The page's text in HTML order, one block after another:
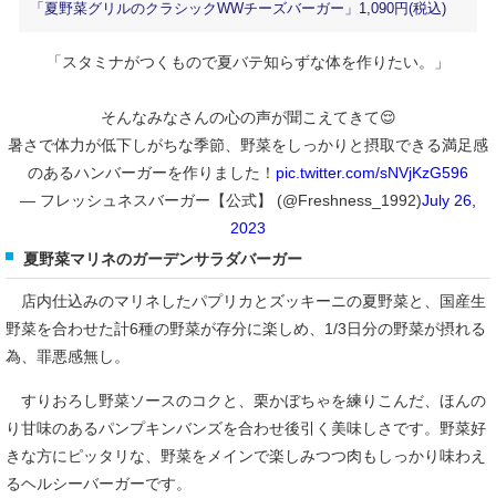
「夏野菜グリルのクラシックWWチーズバーガー」1,090円(税込)
「スタミナがつくもので夏バテ知らずな体を作りたい。」
そんなみなさんの心の声が聞こえてきて😌
暑さで体力が低下しがちな季節、野菜をしっかりと摂取できる満足感
のあるハンバーガーを作りました！ pic.twitter.com/sNVjKzG596
— フレッシュネスバーガー【公式】 (@Freshness_1992)July 26,
2023
夏野菜マリネのガーデンサラダバーガー
店内仕込みのマリネしたパプリカとズッキーニの夏野菜と、国産生
野菜を合わせた計6種の野菜が存分に楽しめ、1/3日分の野菜が摂れる
為、罪悪感無し。
すりおろし野菜ソースのコクと、栗かぼちゃを練りこんだ、ほんの
り甘味のあるパンプキンバンズを合わせ後引く美味しさです。野菜好
きな方にピッタリな、野菜をメインで楽しみつつ肉もしっかり味わえ
るヘルシーバーガーです。